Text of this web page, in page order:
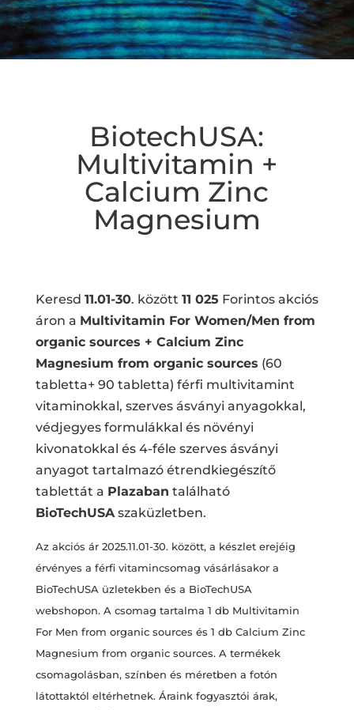
BiotechUSA:
Multivitamin +
Calcium Zinc
Magnesium
Keresd 11.01-30. között 11 025 Forintos akciós
áron a Multivitamin For Women/Men from
organic sources + Calcium Zinc
Magnesium from organic sources (60
tabletta+ 90 tabletta) férfi multivitamint
vitaminokkal, szerves ásványi anyagokkal,
védjegyes formulákkal és növényi
kivonatokkal és 4-féle szerves ásványi
anyagot tartalmazó étrendkiegészítő
tablettát a Plazaban található
BioTechUSAszaküzletben.
Az akciós ár 2025.11.01-30. között, a készlet erejéig
érvényes a férfi vitamincsomag vásárlásakor a
BioTechUSA üzletekben és a BioTechUSA
webshopon. A csomag tartalma 1 db Multivitamin
For Men from organic sources és 1 db Calcium Zinc
Magnesium from organic sources. A termékek
csomagolásban, színben és méretben a fotón
látottaktól eltérhetnek. Áraink fogyasztói árak,